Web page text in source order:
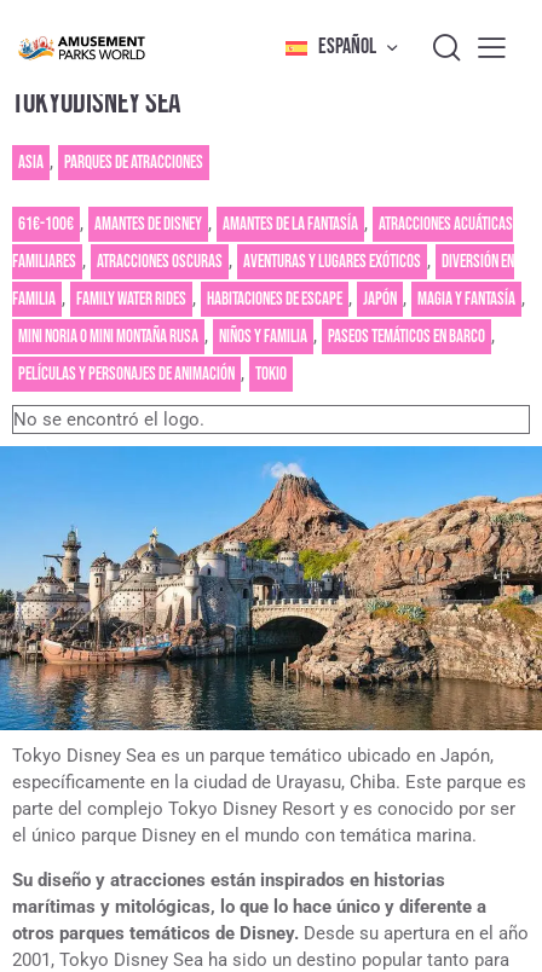
ESPAÑOL
TOKYODISNEY SEA
Asia , Parques de atracciones
61€-100€ , Amantes de Disney , Amantes de la fantasía , Atracciones acuáticas
familiares , Atracciones oscuras , Aventuras y lugares exóticos , Diversión en
familia , Family water rides , Habitaciones de escape , Japón , Magia y fantasía ,
Mini noria o mini montaña rusa , Niños y familia , Paseos temáticos en barco ,
Películas y personajes de animación , Tokio
No se encontró el logo.
Tokyo Disney Sea es un parque temático ubicado en Japón,
específicamente en la ciudad de Urayasu, Chiba. Este parque es
parte del complejo Tokyo Disney Resort y es conocido por ser
el único parque Disney en el mundo con temática marina.
Su diseño y atracciones están inspirados en historias
marítimas y mitológicas, lo que lo hace único y diferente a
otros parques temáticos de Disney. Desde su apertura en el año
2001, Tokyo Disney Sea ha sido un destino popular tanto para